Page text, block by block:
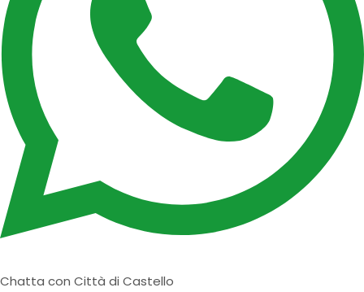
Chatta con Città di Castello